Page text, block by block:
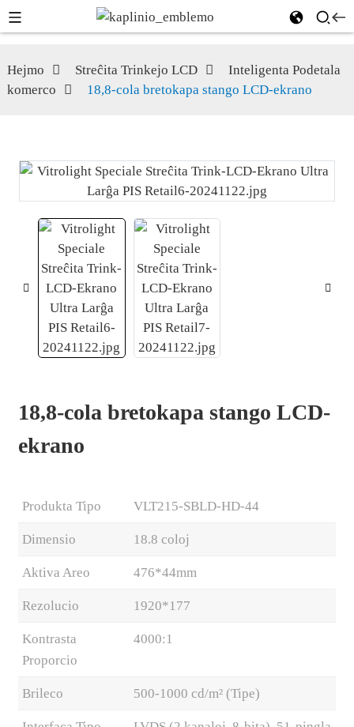
Hejmo Streĉita Trinkejo LCD
Inteligenta Podetala
komerco
18,8-cola bretokapa stango LCD-ekrano
18,8-cola bretokapa stango LCD-
ekrano
Produkta Tipo VLT215-SBLD-HD-44
Dimensio 18.8 coloj
Aktiva Areo 476*44mm
Rezolucio 1920*177
Kontrasta
Proporcio
4000:1
Brileco 500-1000 cd/m² (Tipe)